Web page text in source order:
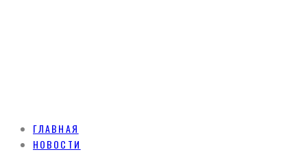
ГЛАВНАЯ
НОВОСТИ